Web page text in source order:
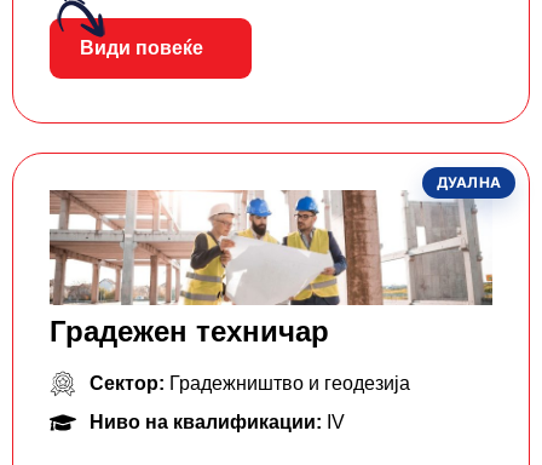
Види повеќе
ДУАЛНА
Градежен техничар
Сектор: Градежништво и геодезија
Ниво на квалификации: IV